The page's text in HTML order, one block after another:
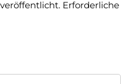
Erforderliche